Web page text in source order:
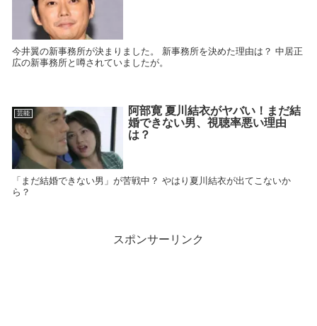
今井翼の新事務所が決まりました。 新事務所を決めた理由は？ 中居正
広の新事務所と噂されていましたが。
芸能
阿部寛 夏川結衣がヤバい！まだ結
婚できない男、視聴率悪い理由
は？
「まだ結婚できない男」が苦戦中？ やはり夏川結衣が出てこないか
ら？
スポンサーリンク